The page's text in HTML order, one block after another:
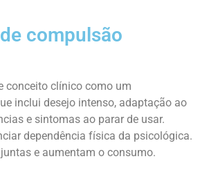
compulsão
conceito clínico como um
inclui desejo intenso, adaptação ao
e sintomas ao parar de usar.
dependência física da psicológica.
e aumentam o consumo.